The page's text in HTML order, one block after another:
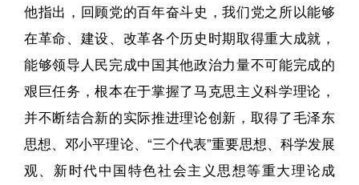
他指出，回顾党的百年奋斗史，我们党之所以能够
在革命、建设、改革各个历史时期取得重大成就，
能够领导人民完成中国其他政治力量不可能完成的
艰巨任务，根本在于掌握了马克思主义科学理论，
并不断结合新的实际推进理论创新，取得了毛泽东
思想、邓小平理论、“三个代表”重要思想、科学发展
观、新时代中国特色社会主义思想等重大理论成